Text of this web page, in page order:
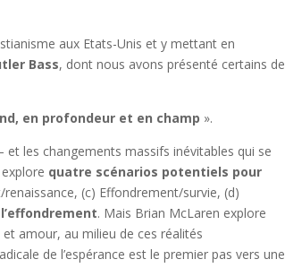
aux Etats-Unis et y mettant en
Bass, dont nous avons présenté certains de
en profondeur et en champ ».
et les changements massifs inévitables qui se
quatre scénarios potentiels pour
(c) Effondrement/survie, (d)
l’effondrement. Mais Brian McLaren explore
amour, au milieu de ces réalités
de l’espérance est le premier pas vers une